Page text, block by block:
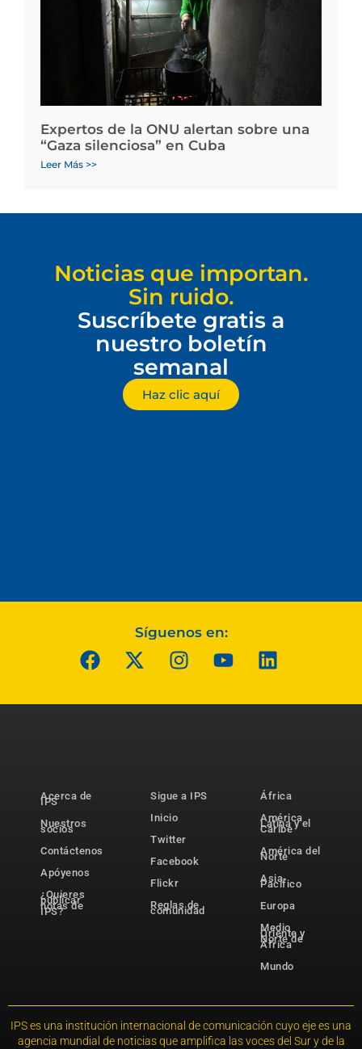
Expertos de la ONU alertan sobre una
“Gaza silenciosa” en Cuba
Leer Más >>
Noticias que importan.
Sin ruido.
Suscríbete gratis a
nuestro boletín
semanal
Haz clic aquí
Síguenos en:
Acerca de
IPS
Nuestros
socios
Contáctenos
Apóyenos
¿Quieres
publicar
notas de
IPS?
Sigue a IPS
Inicio
Twitter
Facebook
Flickr
Reglas de
comunidad
África
América
Latina y el
Caribe
América del
Norte
Asia-
Pacífico
Europa
Medio
Oriente y
Norte de
África
Mundo
IPS es una institución internacional de comunicación cuyo eje es una
agencia mundial de noticias que amplifica las voces del Sur y de la